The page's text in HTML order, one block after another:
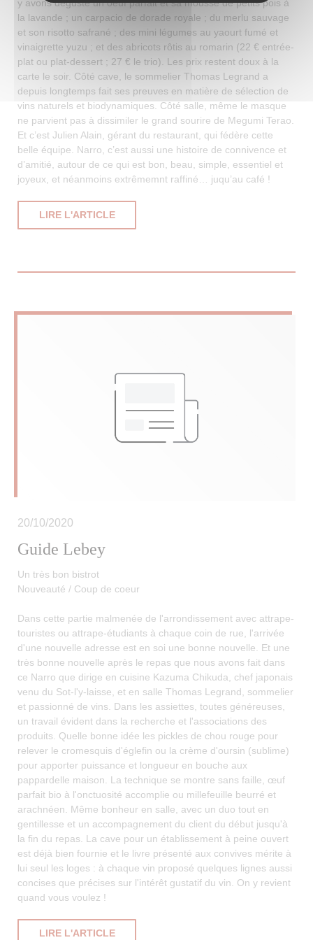
y avons dégusté un oeuf parfait et sa mousse de petits pois à
la lavande ; un carpacio de dorade royale ; du merlu sauvage
et son risotto safrané ; des mini légumes au yaourt fumé et
vinaigrette yuzu ; et des abricots rôtis au romarin (22 € entrée-
plat ou plat-dessert ; 27 € le trio). Les prix restent doux à la
carte le soir. Côté cave, le sommelier Thomas Legrand a
depuis longtemps fait ses preuves en matière de sélection de
vins naturels et biodynamiques. Côté salle, même le masque
ne parvient pas à dissimiler le grand sourire de Megumi Terao.
Et c’est Julien Alain, gérant du restaurant, qui fédère cette
belle équipe. Narro, c’est aussi une histoire de connivence et
d’amitié, autour de ce qui est bon, beau, simple, essentiel et
joyeux, et néanmoins extrêmemnt raffiné… juqu’au café !
LIRE L'ARTICLE((OUVRE UNE NOUVELLE FENÊTRE))
Guide Lebey
20/10/2020
Un très bon bistrot
Nouveauté / Coup de coeur
Dans cette partie malmenée de l'arrondissement avec attrape-
touristes ou attrape-étudiants à chaque coin de rue, l'arrivée
d'une nouvelle adresse est en soi une bonne nouvelle. Et une
très bonne nouvelle après le repas que nous avons fait dans
ce Narro que dirige en cuisine Kazuma Chikuda, chef japonais
venu du Sot-l'y-laisse, et en salle Thomas Legrand, sommelier
et passionné de vins. Dans les assiettes, toutes généreuses,
un travail évident dans la recherche et l'associations des
produits. Quelle bonne idée les pickles de chou rouge pour
relever le cromesquis d'églefin ou la crème d'oursin (sublime)
pour apporter puissance et longueur en bouche aux
pappardelle maison. La technique se montre sans faille, œuf
parfait bio à l'onctuosité accomplie ou millefeuille beurré et
arachnéen. Même bonheur en salle, avec un duo tout en
gentillesse et un accompagnement du client du début jusqu'à
la fin du repas. La cave pour un établissement à peine ouvert
est déjà bien fournie et le livre présenté aux convives mérite à
lui seul les loges : à chaque vin proposé quelques lignes aussi
concises que précises sur l'intérêt gustatif du vin. On y revient
quand vous voulez !
LIRE L'ARTICLE((OUVRE UNE NOUVELLE FENÊTRE))